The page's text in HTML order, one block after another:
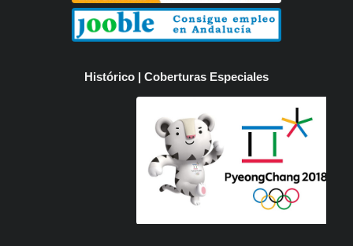
Histórico | Coberturas Especiales